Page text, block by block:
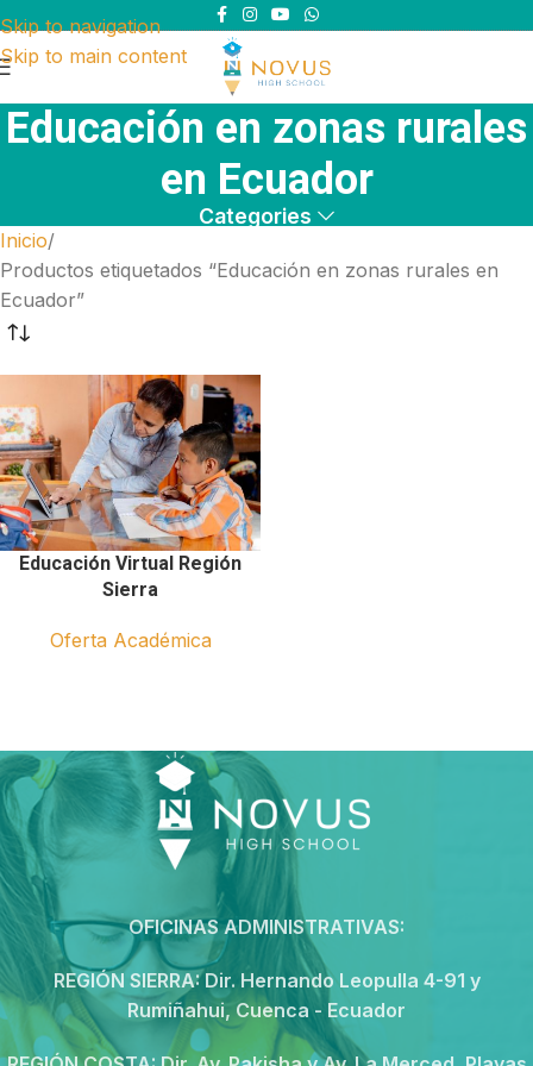
Skip to navigation
Skip to main content
Educación en zonas rurales
en Ecuador
Categories
Inicio
Productos etiquetados “Educación en zonas rurales en
Ecuador”
Educación Virtual Región
Sierra
Oferta Académica
OFICINAS ADMINISTRATIVAS:
REGIÓN SIERRA:Dir. Hernando Leopulla 4-91 y
Rumiñahui, Cuenca - Ecuador